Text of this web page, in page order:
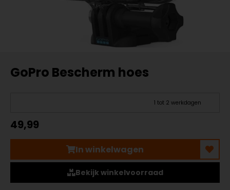
GoPro Bescherm hoes
1 tot 2 werkdagen
49,99
In winkelwagen
Bekijk winkelvoorraad